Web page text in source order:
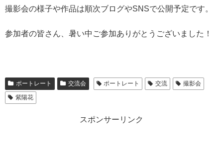
撮影会の様子や作品は順次ブログやSNSで公開予定です。
参加者の皆さん、暑い中ご参加ありがとうございました！
ポートレート 交流会 ポートレート 交流
撮影会
紫陽花
スポンサーリンク